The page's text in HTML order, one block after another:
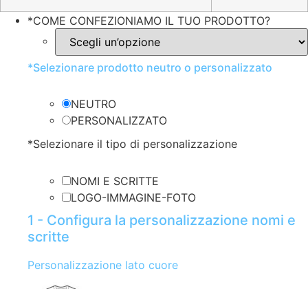
*COME CONFEZIONIAMO IL TUO PRODOTTO?
*Selezionare prodotto neutro o personalizzato
NEUTRO
PERSONALIZZATO
*Selezionare il tipo di personalizzazione
NOMI E SCRITTE
LOGO-IMMAGINE-FOTO
1 - Configura la personalizzazione nomi e
scritte
Personalizzazione lato cuore